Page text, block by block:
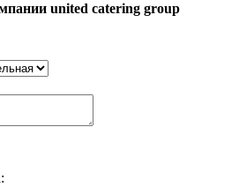
united catering group